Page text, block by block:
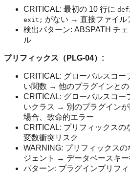
CRITICAL: 最初の 10 行に
exit; がない → 直接ファイル
検出パターン: ABSPATH チ
ル
プリフィックス（PLG-04）:
CRITICAL: グローバルスコー
い関数 → 他のプラグインと
CRITICAL: グローバルスコー
いクラス → 別のプラグイン
場合、致命的エラー
CRITICAL: プリフィックス
変数衝突リスク
WARNING: プリフィックス
ジェント → データベースキー
パターン: プラグインプリフ